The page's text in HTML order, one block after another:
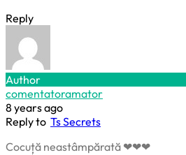
Reply
Author
comentatoramator
8 years ago
Reply to Ts Secrets
Cocuță neastâmpărată ❤❤❤